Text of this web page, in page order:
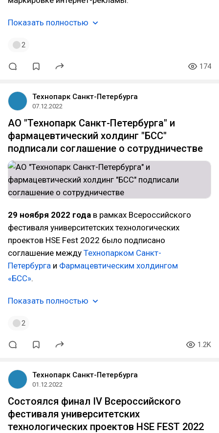
Показать полностью
2
174
Технопарк Санкт-Петербурга
07.12.2022
АО "Технопарк Санкт-Петербурга" и
фармацевтический холдинг "БСС"
подписали соглашение о сотрудничестве
29 ноября 2022 года в рамках Всероссийского
фестиваля университетских технологических
проектов HSE Fest 2022 было подписано
соглашение между Технопарком Санкт-
Петербурга и Фармацевтическим холдингом
«БСС».
Показать полностью
2
1.2K
Технопарк Санкт-Петербурга
01.12.2022
Состоялся финал IV Всероссийского
фестиваля университетских
технологических проектов HSE FEST 2022